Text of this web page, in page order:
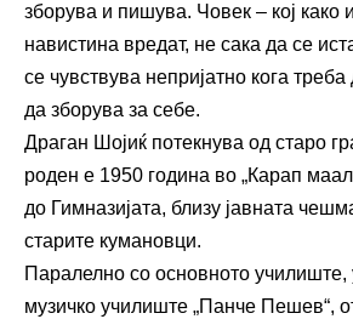
зборува и пишува. Човек – кој како
навистина вредат, не сака да се
се чувствува непријатно кога
да зборува за себе.
Драган Шојиќ потекнува од старо
роден е 1950 година во „Карап
до Гимназијата, близу јавната
старите кумановци.
Паралелно со основното училиште,
музичко училиште „Панче Пешев“,